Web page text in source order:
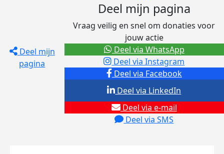
Deel mijn
pagina
Deel mijn pagina
Vraag veilig en snel om donaties voor
jouw actie
Deel via Facebook
Deel via Instagram
Deel via e-mail
Deel via SMS
Deel via LinkedIn
Deel via WhatsApp